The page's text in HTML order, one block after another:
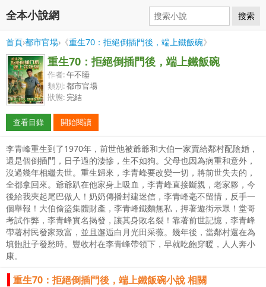
全本小說網 搜索
首頁›都市官場›《重生70：拒絕倒插門後，端上鐵飯碗》
重生70：拒絕倒插門後，端上鐵飯碗
作者:午不睡
類別:都市官場
狀態: 完結
查看目錄 開始閱讀
李青峰重生到了1970年，前世他被爺爺和大伯一家賣給鄰村配陰婚，
還是個倒插門，日子過的淒慘，生不如狗。父母也因為病重和意外，
沒過幾年相繼去世。重生歸來，李青峰要改變一切，將前世失去的，
全都拿回來。爺爺趴在他家身上吸血，李青峰直接斷親，老家夥，今
後給我夾起尾巴做人！奶奶傳播封建迷信，李青峰毫不留情，反手一
個舉報！大伯偷盜集體財產，李青峰鐵麵無私，押著遊街示眾！堂哥
考試作弊，李青峰實名揭發，讓其身敗名裂！靠著前世記憶，李青峰
帶著村民發家致富，並且邂逅白月光田采薇。幾年後，當鄰村還在為
填飽肚子發愁時。豐收村在李青峰帶領下，早就吃飽穿暖，人人奔小
康。
重生70：拒絕倒插門後，端上鐵飯碗小說 相關